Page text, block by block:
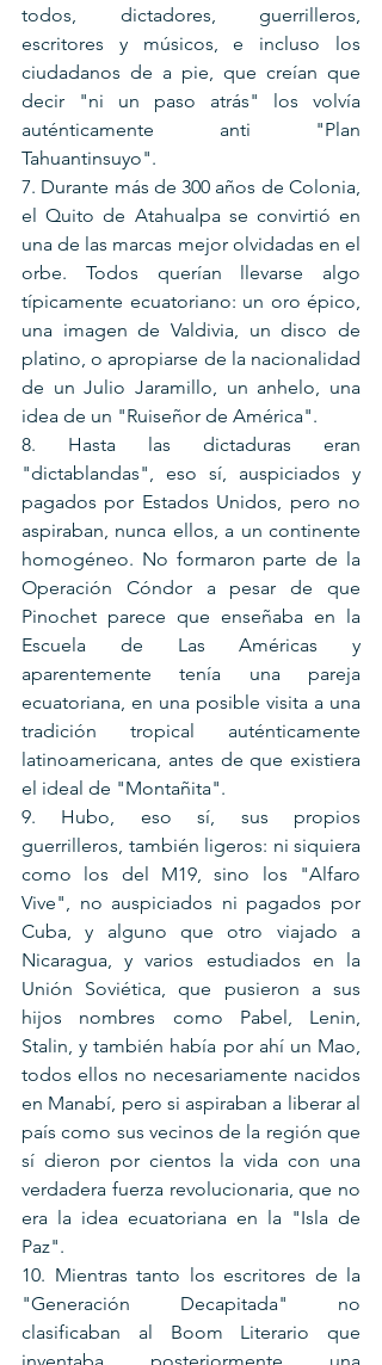
todos, dictadores, guerrilleros,
escritores y músicos, e incluso los
ciudadanos de a pie, que creían que
decir "ni un paso atrás" los volvía
auténticamente anti "Plan
Tahuantinsuyo".
7. Durante más de 300 años de Colonia,
el Quito de Atahualpa se convirtió en
una de las marcas mejor olvidadas en el
orbe. Todos querían llevarse algo
típicamente ecuatoriano: un oro épico,
una imagen de Valdivia, un disco de
platino, o apropiarse de la nacionalidad
de un Julio Jaramillo, un anhelo, una
idea de un "Ruiseñor de América".
8. Hasta las dictaduras eran
"dictablandas", eso sí, auspiciados y
pagados por Estados Unidos, pero no
aspiraban, nunca ellos, a un continente
homogéneo. No formaron parte de la
Operación Cóndor a pesar de que
Pinochet parece que enseñaba en la
Escuela de Las Américas y
aparentemente tenía una pareja
ecuatoriana, en una posible visita a una
tradición tropical auténticamente
latinoamericana, antes de que existiera
el ideal de "Montañita".
9. Hubo, eso sí, sus propios
guerrilleros, también ligeros: ni siquiera
como los del M19, sino los "Alfaro
Vive", no auspiciados ni pagados por
Cuba, y alguno que otro viajado a
Nicaragua, y varios estudiados en la
Unión Soviética, que pusieron a sus
hijos nombres como Pabel, Lenin,
Stalin, y también había por ahí un Mao,
todos ellos no necesariamente nacidos
en Manabí, pero si aspiraban a liberar al
país como sus vecinos de la región que
sí dieron por cientos la vida con una
verdadera fuerza revolucionaria, que no
era la idea ecuatoriana en la "Isla de
Paz".
10. Mientras tanto los escritores de la
"Generación Decapitada" no
clasificaban al Boom Literario que